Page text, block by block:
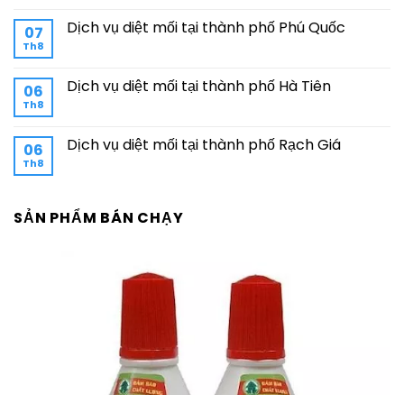
07
Th8
Dịch vụ diệt mối tại thành phố Phú Quốc
06
Th8
Dịch vụ diệt mối tại thành phố Hà Tiên
06
Th8
Dịch vụ diệt mối tại thành phố Rạch Giá
SẢN PHẨM BÁN CHẠY